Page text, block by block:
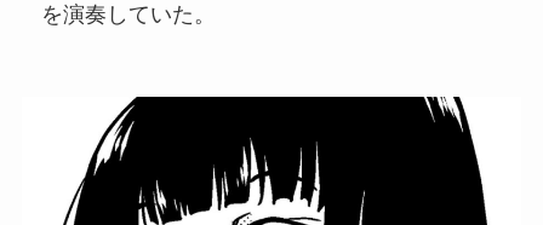
を演奏していた。